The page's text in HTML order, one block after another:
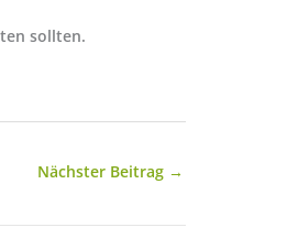
sollten.
Nächster Beitrag →